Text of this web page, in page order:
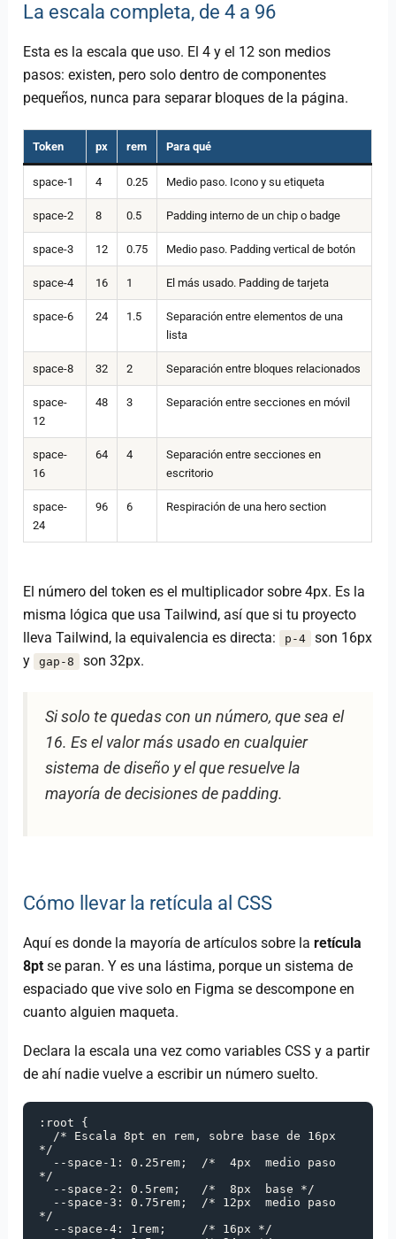
La escala completa, de 4 a 96
Esta es la escala que uso. El 4 y el 12 son medios
pasos: existen, pero solo dentro de componentes
pequeños, nunca para separar bloques de la página.
Token px rem Para qué
space-1 4 0.25 Medio paso. Icono y su etiqueta
space-2 8 0.5 Padding interno de un chip o badge
space-3 12 0.75 Medio paso. Padding vertical de botón
space-4 16 1 El más usado. Padding de tarjeta
space-6 24 1.5
Separación entre elementos de una
lista
space-8 32 2 Separación entre bloques relacionados
space-
12
48 3 Separación entre secciones en móvil
space-
16
64 4
Separación entre secciones en
escritorio
space-
24
96 6 Respiración de una hero section
El número del token es el multiplicador sobre 4px. Es la
misma lógica que usa Tailwind, así que si tu proyecto
lleva Tailwind, la equivalencia es directa:
p-4
son 16px
y
gap-8 son 32px.
Si solo te quedas con un número, que sea el
16. Es el valor más usado en cualquier
sistema de diseño y el que resuelve la
mayoría de decisiones de padding.
Cómo llevar la retícula al CSS
Aquí es donde la mayoría de artículos sobre laretícula
8pt se paran. Y es una lástima, porque un sistema de
espaciado que vive solo en Figma se descompone en
cuanto alguien maqueta.
Declara la escala una vez como variables CSS y a partir
de ahí nadie vuelve a escribir un número suelto.
:root {
*/
*/
*/